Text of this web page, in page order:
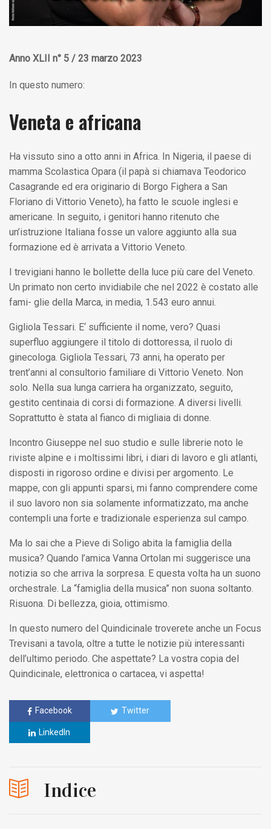
Anno XLII n° 5 / 23 marzo 2023
In questo numero:
Veneta e africana
Ha vissuto sino a otto anni in Africa. In Nigeria, il paese di
mamma Scolastica Opara (il papà si chiamava Teodorico
Casagrande ed era originario di Borgo Fighera a San
Floriano di Vittorio Veneto), ha fatto le scuole inglesi e
americane. In seguito, i genitori hanno ritenuto che
un’istruzione Italiana fosse un valore aggiunto alla sua
formazione ed è arrivata a Vittorio Veneto.
I trevigiani hanno le bollette della luce più care del Veneto.
Un primato non certo invidiabile che nel 2022 è costato alle
fami- glie della Marca, in media, 1.543 euro annui.
Gigliola Tessari. E‘ sufficiente il nome, vero? Quasi
superfluo aggiungere il titolo di dottoressa, il ruolo di
ginecologa. Gigliola Tessari, 73 anni, ha operato per
trent’anni al consultorio familiare di Vittorio Veneto. Non
solo. Nella sua lunga carriera ha organizzato, seguito,
gestito centinaia di corsi di formazione. A diversi livelli.
Soprattutto è stata al fianco di migliaia di donne.
Incontro Giuseppe nel suo studio e sulle librerie noto le
riviste alpine e i moltissimi libri, i diari di lavoro e gli atlanti,
disposti in rigoroso ordine e divisi per argomento. Le
mappe, con gli appunti sparsi, mi fanno comprendere come
il suo lavoro non sia solamente informatizzato, ma anche
contempli una forte e tradizionale esperienza sul campo.
Ma lo sai che a Pieve di Soligo abita la famiglia della
musica? Quando l’amica Vanna Ortolan mi suggerisce una
notizia so che arriva la sorpresa. E questa volta ha un suono
orchestrale. La “famiglia della musica” non suona soltanto.
Risuona. Di bellezza, gioia, ottimismo.
In questo numero del Quindicinale troverete anche un Focus
Trevisani a tavola, oltre a tutte le notizie più interessanti
dell’ultimo periodo. Che aspettate? La vostra copia del
Quindicinale, elettronica o cartacea, vi aspetta!
Facebook Twitter
LinkedIn
Indice